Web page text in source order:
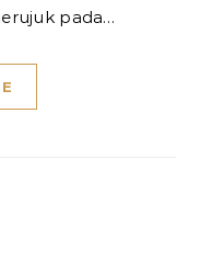
pada…